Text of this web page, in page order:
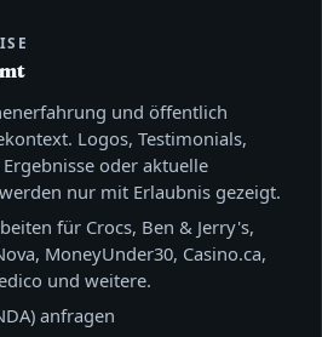
und öffentlich
Logos, Testimonials,
oder aktuelle
nur mit Erlaubnis gezeigt.
für Crocs, Ben & Jerry's,
MoneyUnder30, Casino.ca,
und weitere.
anfragen